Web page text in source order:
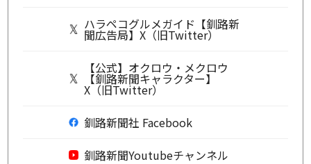
ハラペコグルメガイド【釧路新
聞広告局】X（旧Twitter）
【公式】オクロウ・メクロウ
【釧路新聞キャラクター】
X（旧Twitter）
釧路新聞社 Facebook
釧路新聞Youtubeチャンネル